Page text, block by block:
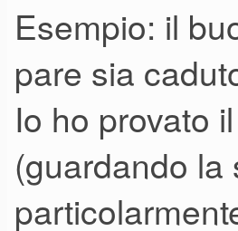
Esempio: il
pare sia
Io ho provato
(guardando la